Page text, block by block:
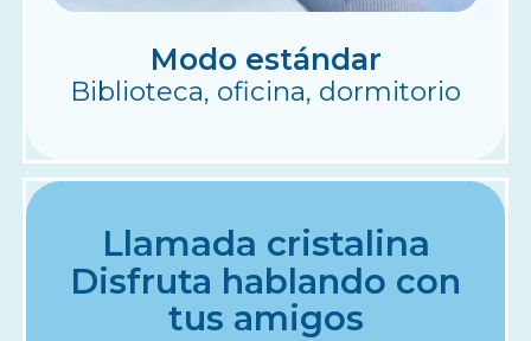
Modo estándar
Biblioteca, oficina, dormitorio
Llamada cristalina
Disfruta hablando con
tus amigos